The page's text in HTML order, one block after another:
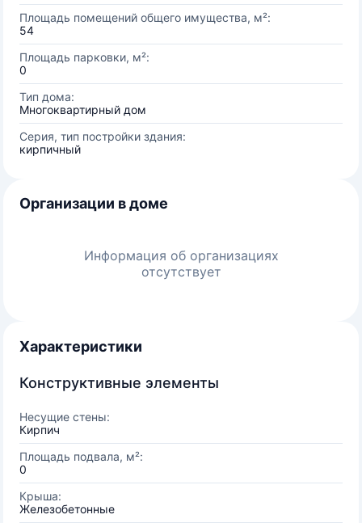
Площадь помещений общего имущества, м²:
54
Площадь парковки, м²:
0
Тип дома:
Многоквартирный дом
Серия, тип постройки здания:
кирпичный
Организации в доме
Информация об организациях
отсутствует
Характеристики
Конструктивные элементы
Несущие стены:
Кирпич
Площадь подвала, м²:
0
Крыша:
Железобетонные